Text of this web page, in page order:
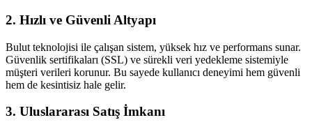
2. Hızlı ve Güvenli Altyapı
Bulut teknolojisi ile çalışan sistem, yüksek hız ve performans sunar.
Güvenlik sertifikaları (SSL) ve sürekli veri yedekleme sistemiyle
müşteri verileri korunur. Bu sayede kullanıcı deneyimi hem güvenli
hem de kesintisiz hale gelir.
3. Uluslararası Satış İmkanı